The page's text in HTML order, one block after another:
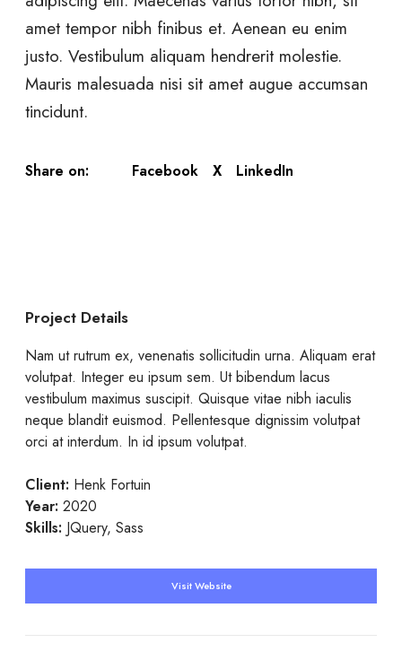
amet tempor nibh finibus et. Aenean eu enim
justo. Vestibulum aliquam hendrerit molestie.
Mauris malesuada nisi sit amet augue accumsan
tincidunt.
Share on: Facebook X LinkedIn
Project Details
Nam ut rutrum ex, venenatis sollicitudin urna. Aliquam erat
volutpat. Integer eu ipsum sem. Ut bibendum lacus
vestibulum maximus suscipit. Quisque vitae nibh iaculis
neque blandit euismod. Pellentesque dignissim volutpat
orci at interdum. In id ipsum volutpat.
Client: Henk Fortuin
Year: 2020
Skills: JQuery, Sass
Visit Website